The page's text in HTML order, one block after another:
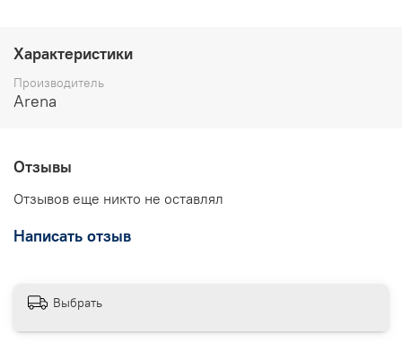
Характеристики
Производитель
Arena
Отзывы
Отзывов еще никто не оставлял
Написать отзыв
Выбрать